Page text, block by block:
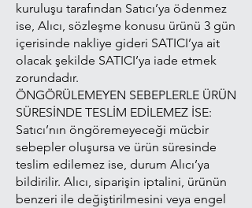
kuruluşu tarafından Satıcı’ya ödenmez
ise, Alıcı, sözleşme konusu ürünü 3 gün
içerisinde nakliye gideri SATICI’ya ait
olacak şekilde SATICI’ya iade etmek
zorundadır.
ÖNGÖRÜLEMEYEN SEBEPLERLE ÜRÜN
SÜRESİNDE TESLİM EDİLEMEZ İSE:
Satıcı’nın öngöremeyeceği mücbir
sebepler oluşursa ve ürün süresinde
teslim edilemez ise, durum Alıcı’ya
bildirilir. Alıcı, siparişin iptalini, ürünün
benzeri ile değiştirilmesini veya engel